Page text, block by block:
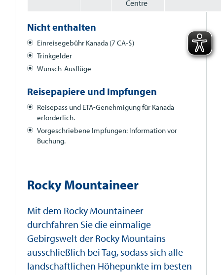
Centre
Nicht enthalten
Einreisegebühr Kanada (7 CA-$)
Trinkgelder
Wunsch-Ausflüge
Reisepapiere und Impfungen
Reisepass und ETA-Genehmigung für Kanada
erforderlich.
Vorgeschriebene Impfungen: Information vor
Buchung.
Rocky Mountaineer
Mit dem Rocky Mountaineer
durchfahren Sie die einmalige
Gebirgswelt der Rocky Mountains
ausschließlich bei Tag, sodass sich alle
landschaftlichen Höhepunkte im besten